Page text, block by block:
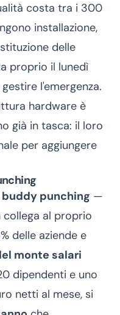
costa tra i 300
installazione,
delle
proprio il lunedì
l'emergenza.
hardware è
già in tasca: il loro
per aggiungere
buddy punching —
al proprio
delle aziende e
monte salari
dipendenti e uno
netti al mese, si